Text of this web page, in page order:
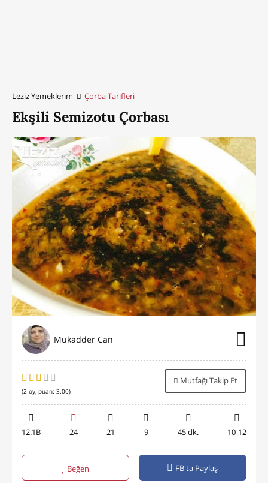
Leziz Yemeklerim Çorba Tarifleri
Ekşili Semizotu Çorbası
Mukadder Can
(2 oy, puan: 3.00)
Mutfağı Takip Et
12.1B 24 21 9 45 dk. 10-12
Beğen FB'ta Paylaş